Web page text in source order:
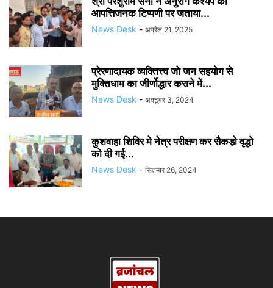
आपत्तिजनक टिप्पणी पर जताया...
News Desk - अप्रैल 21, 2025
प्रेरणादायक व्यक्तित्त्व जो जन सहयोग से
मुक्तिधाम का जीर्णोद्धार कराने में...
News Desk - अक्टूबर 3, 2024
कुशवाहा शिविर मे नेत्र परीक्षण कर सैकड़ो वृद्धो
को दी गई...
News Desk - सितम्बर 26, 2024